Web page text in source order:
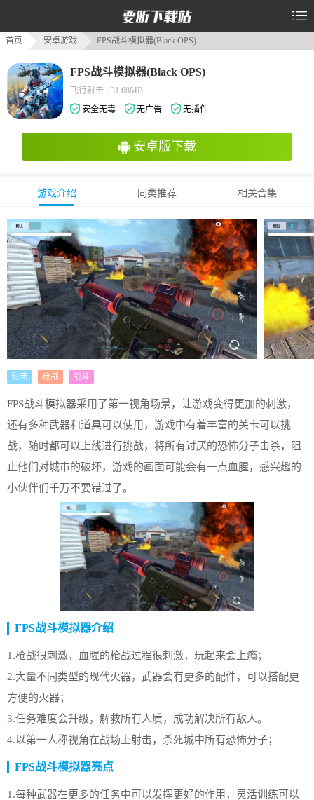
首页 安卓游戏 FPS战斗模拟器(Black OPS)
FPS战斗模拟器(Black OPS)
飞行射击
31.68MB
安全无毒
无广告 无插件
安卓版下载
游戏介绍 同类推荐 相关合集
射击 枪战 战斗
FPS战斗模拟器采用了第一视角场景，让游戏变得更加的刺激，
还有多种武器和道具可以使用，游戏中有着丰富的关卡可以挑
战，随时都可以上线进行挑战，将所有讨厌的恐怖分子击杀，阻
止他们对城市的破坏，游戏的画面可能会有一点血腥，感兴趣的
小伙伴们千万不要错过了。
FPS战斗模拟器介绍
1.枪战很刺激，血腥的枪战过程很刺激，玩起来会上瘾；
2.大量不同类型的现代火器，武器会有更多的配件，可以搭配更
方便的火器；
3.任务难度会升级，解救所有人质，成功解决所有敌人。
4.以第一人称视角在战场上射击，杀死城中所有恐怖分子；
FPS战斗模拟器亮点
1.每种武器在更多的任务中可以发挥更好的作用，灵活训练可以